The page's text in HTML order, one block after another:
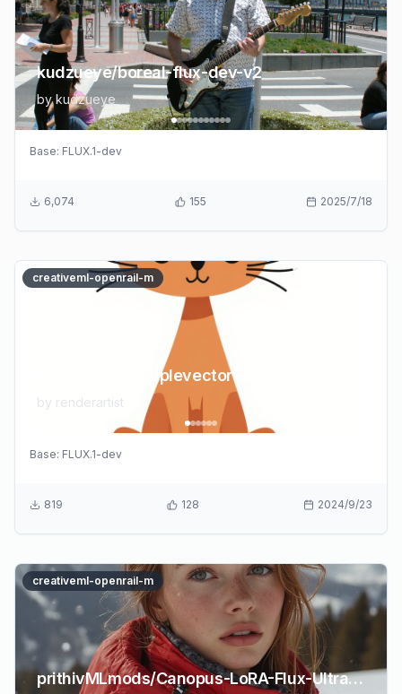
kudzueye/boreal-flux-dev-v2
bykudzueye
Base: FLUX.1-dev
6,074 155 2025/7/18
creativeml-openrail-m
renderartist/simplevectorflux
by renderartist
Base: FLUX.1-dev
819 128 2024/9/23
creativeml-openrail-m
prithivMLmods/Canopus-LoRA-Flux-UltraRealism-2.0